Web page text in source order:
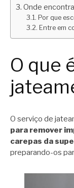
Onde
Por que
Entre em
O que
O serviço de
para remover
carepas da
preparando-os